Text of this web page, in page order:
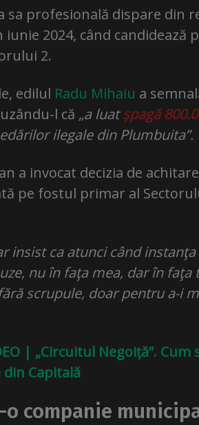
sa profesională dispare din
2024, când candidează
2.
edilul Radu Mihaiu a
l că „a luat șpagă
ilegale din Plumbuita”.
a invocat decizia de
pe fostul primar al
insist ca atunci când
nu în faţa mea, dar în
scrupule, doar pentru a-i
| „Circuitul Negoiță”.
Capitală
companie